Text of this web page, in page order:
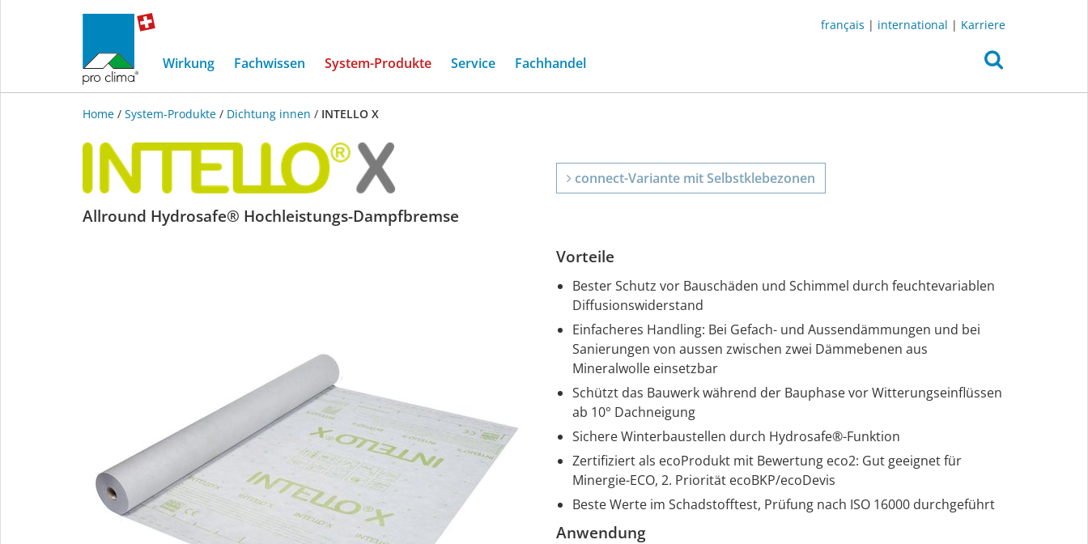
français | international | Karriere
Wirkung Fachwissen System-Produkte(current)
Service Fachhandel
Home / System-Produkte / Dichtung innen / INTELLO X
INTELLO
connect-Variante mit Selbstklebezonen
Allround Hydrosafe® Hochleistungs-Dampfbremse
Vorteile
Bester Schutz vor Bauschäden und Schimmel durch feuchtevariablen
Diffusionswiderstand
Einfacheres Handling: Bei Gefach- und Aussendämmungen und bei
Sanierungen von aussen zwischen zwei Dämmebenen aus
Mineralwolle einsetzbar
Schützt das Bauwerk während der Bauphase vor Witterungseinflüssen
ab 10° Dachneigung
Sichere Winterbaustellen durch Hydrosafe®-Funktion
Zertifiziert als ecoProdukt mit Bewertung eco2: Gut geeignet für
Minergie-ECO, 2. Priorität ecoBKP/ecoDevis
Beste Werte im Schadstofftest, Prüfung nach ISO 16000 durchgeführt
Anwendung